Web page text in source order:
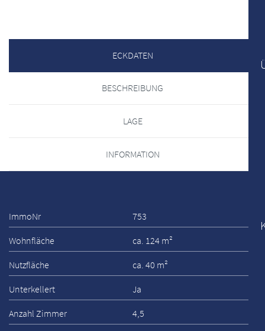
ECKDATEN
BESCHREIBUNG
LAGE
INFORMATION
ImmoNr 753
Wohnfläche ca. 124 m²
Nutzfläche ca. 40 m²
Unterkellert Ja
Anzahl Zimmer 4,5